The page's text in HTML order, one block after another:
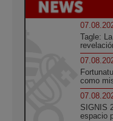
Tagle:
como
SIGNIS
espacio